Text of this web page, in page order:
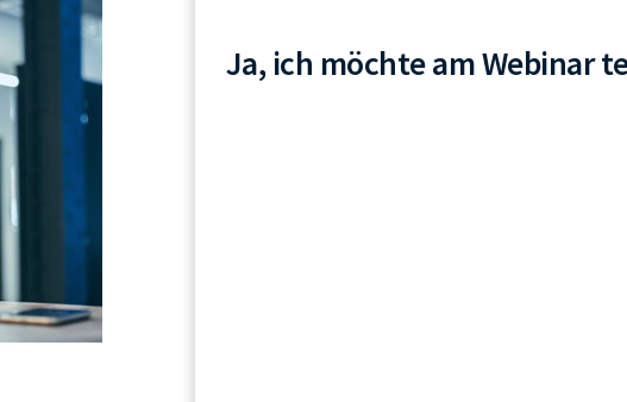
Ja, ich möchte am Webinar